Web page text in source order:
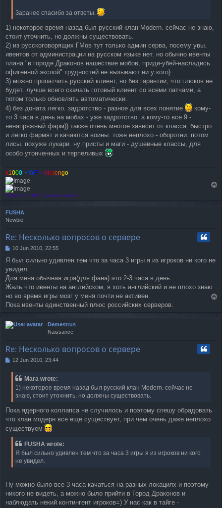
Заранее спасибо за ответы.
1) некоторое время назад был русский клан Modern. сейчас не знаю,
стоит уточнить, но должны существовать.
2) из русскоговорящих ГМов тут только админ серва, посему увы.
ивентов от администрации на русском языке нет. но обычно ивенты
плана "в городе Драконов нашествие мобов, приди-убей-насладись
офигенной экспой" трудностей не вызывают ни у кого)
3) можно пропатчить русский клиент, но без гарантии, что глюков не
будет. лучше всего скачать готовый клиент со всеми патчами, а
потом только обновлять автоматически.
4) без доната легко. задротство - разное для всех понятие
кому-
то 3 часа в день на мобах - уже задротство. а кому-то все 9 -
ненапряжный фарм)) также очень многое зависит от класса. быстро
и легко фармят и качаются воины. тоже неплохо - оборотни. потом
лисы. похуже лукари. ну присты и маги - душевные классы, для
особо утонченных и терпеливых
x1000 ~ WF ~ Marengo
Active on PWI-LC (same name)
FUSHA
Newbie
Re: Несколько вопросов о сервере
P
s
t
10 Jun 2010, 22:55
Я был сильно удивлен тем что за часа 3 игры я из игроков ни кого не
увидел.
Для меня обычная игра(для фана) это 2-3 часа в день.
Жаль что ивенты на английском, я хоть английский и не плохо знаю
но во время игры мозг у меня почти не активен.
Пока ивенты единственный плюс российских серверов.
Demestrus
Naissance
Re: Несколько вопросов о сервере
P12 Jun 2010, 23:44
Mara wrote:
1) некоторое время назад был русский клан Modern. сейчас не
знаю, стоит уточнить, но должны существовать.
Пока ядерного коллапса не случилось и поэтому спешу обрадовать
что клан модерн все еще существует, при чем очень даже неплохо
существуем
FUSHA wrote:
Я был сильно удивлен тем что за часа 3 игры я из игроков ни кого
не увидел.
Ну можно было все 3 часа качаться на разных локациях и поэтому
никого не видеть, а можно было прийти в Город Драконов и
наблюдать некий контингент игроков=) У нас как в тайге -